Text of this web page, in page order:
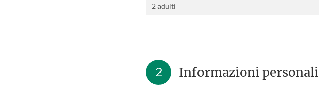
2 Informazioni personali